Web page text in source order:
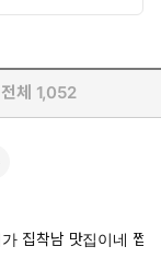
전체 1,052